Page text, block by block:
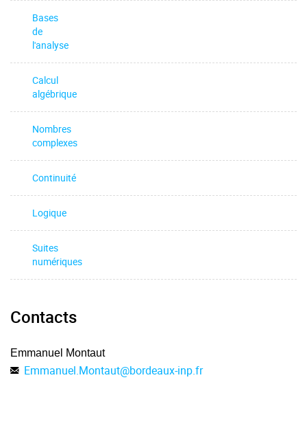
Bases
de
l'analyse
Calcul
algébrique
Nombres
complexes
Continuité
Logique
Suites
numériques
Contacts
Emmanuel Montaut
Emmanuel.Montaut@bordeaux-inp.fr